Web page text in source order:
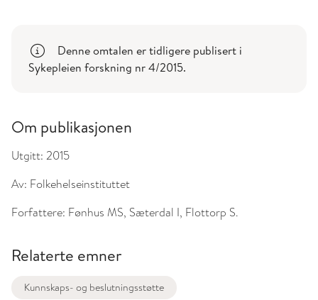
Denne omtalen er tidligere publisert i
Sykepleien forskning nr 4/2015.
Om publikasjonen
Utgitt: 2015
Av: Folkehelseinstituttet
Forfattere: Fønhus MS, Sæterdal I, Flottorp S.
Relaterte emner
Kunnskaps- og beslutningsstøtte